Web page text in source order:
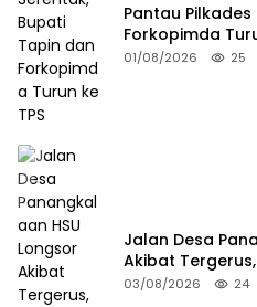
Pantau
Forkopimda
01/08/2026 25
Jalan Desa
Akibat
03/08/2026 24